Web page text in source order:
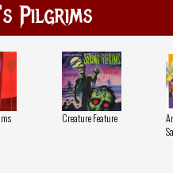
Pilgrims
Creature Feature